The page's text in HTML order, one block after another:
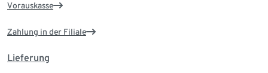
Vorauskasse
Zahlung in der Filiale
Lieferung